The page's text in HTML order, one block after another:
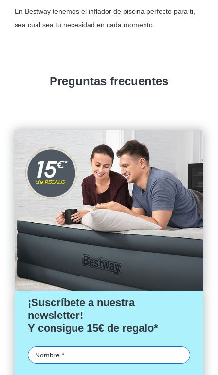
En Bestway tenemos el inflador de piscina perfecto para ti,
sea cual sea tu necesidad en cada momento.
Preguntas frecuentes
¡Suscríbete a nuestra
newsletter!
Y consigue 15€ de regalo*